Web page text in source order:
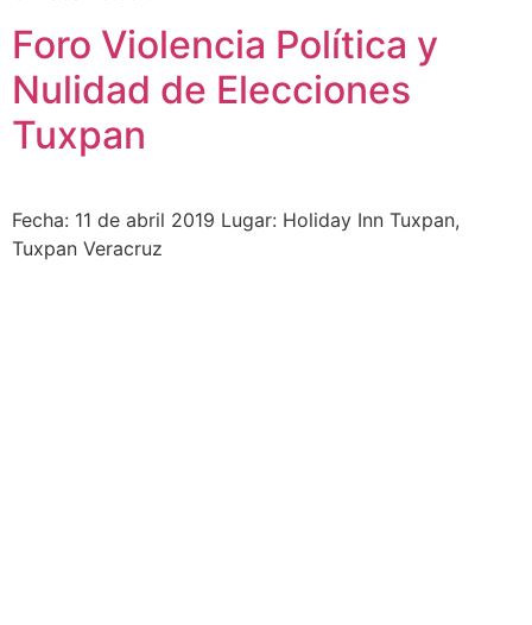
Foro Violencia Política y
Nulidad de Elecciones
Tuxpan
Fecha: 11 de abril 2019 Lugar: Holiday Inn Tuxpan,
Tuxpan Veracruz